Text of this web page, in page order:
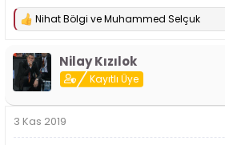
T
k
Nihat Bölgi veMuhammed Selçuk
Nilay Kızılok
Kayıtlı Üye
3 Kas 2019